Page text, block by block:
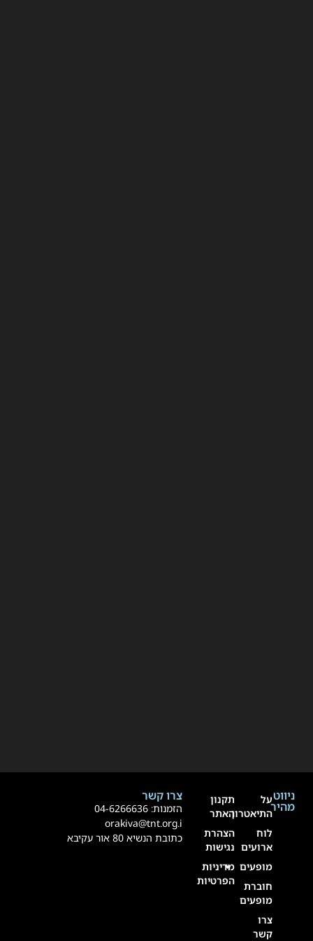
ניווט
מהירעל
התיאטרון
ארועים
מופעים
חוברת
מופעים
קשר
תקנון
האתר
הצהרת
נגישות
מדיניות
הפרטיות
צרו קשר
הזמנות: 04-6266636
orakiva@tnt.org.i
כתובת הנשיא 80 אור עקיבא